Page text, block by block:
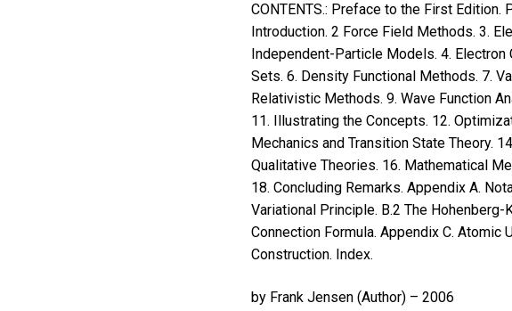
CONTENTS.: Preface to the First Edition.
Introduction. 2 Force Field Methods. 3.
Independent-Particle Models. 4.
Sets. 6. Density Functional Methods. 7.
Relativistic Methods. 9. Wave Function
11. Illustrating the Concepts. 12.
Mechanics and Transition State Theory.
Qualitative Theories. 16. Mathematical
18. Concluding Remarks. Appendix A.
Variational Principle. B.2 The Hohenberg-
Connection Formula. Appendix C. Atomic
Construction. Index.
by Frank Jensen (Author) – 2006